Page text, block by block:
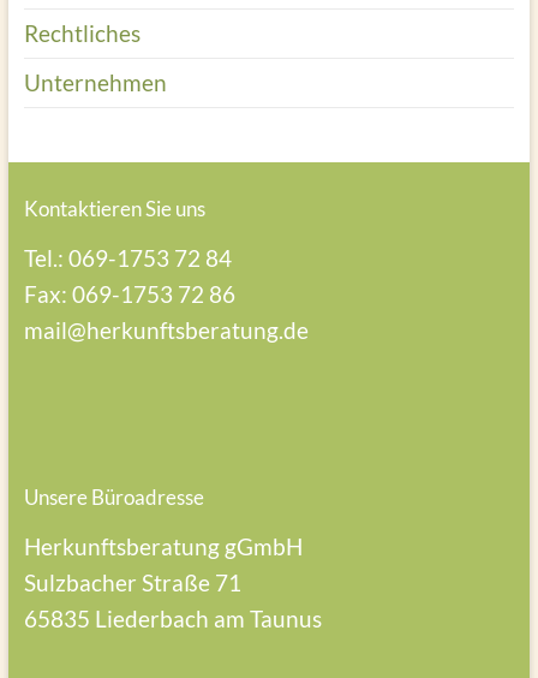
Rechtliches
Unternehmen
Kontaktieren Sie uns
Tel.: 069-1753 72 84
Fax: 069-1753 72 86
mail@herkunftsberatung.de
Unsere Büroadresse
Herkunftsberatung gGmbH
Sulzbacher Straße 71
65835 Liederbach am Taunus